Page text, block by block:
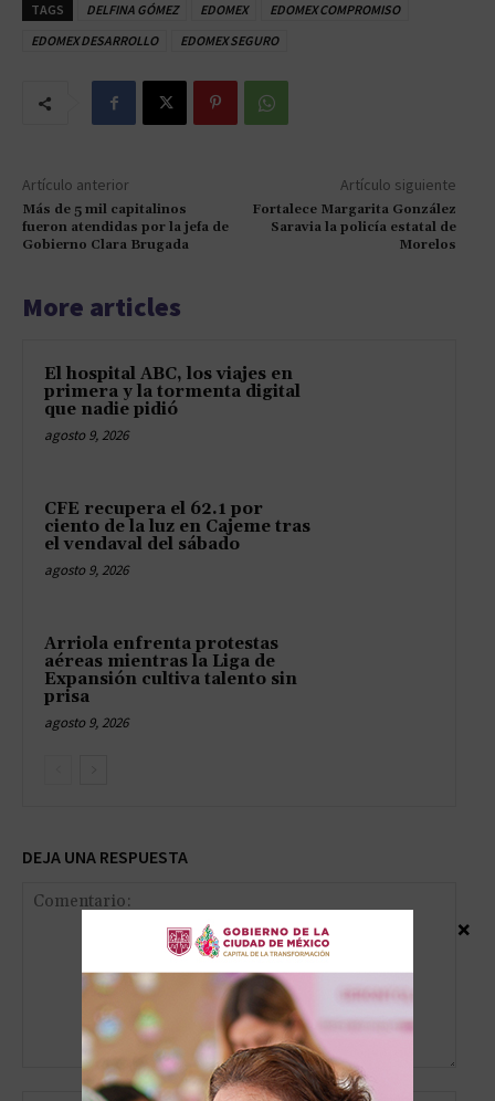
TAGS DELFINA GÓMEZ EDOMEX
EDOMEX COMPROMISO
EDOMEX DESARROLLO
EDOMEX SEGURO
Artículo anterior
Más de 5 mil capitalinos
fueron atendidas por la jefa de
Gobierno Clara Brugada
Artículo siguiente
Fortalece Margarita González
Saravia la policía estatal de
Morelos
More articles
El hospital ABC, los viajes en
primera y la tormenta digital
que nadie pidió
agosto 9, 2026
CFE recupera el 62.1 por
ciento de la luz en Cajeme tras
el vendaval del sábado
agosto 9, 2026
Arriola enfrenta protestas
aéreas mientras la Liga de
Expansión cultiva talento sin
prisa
agosto 9, 2026
DEJA UNA RESPUESTA
Comentario:
×